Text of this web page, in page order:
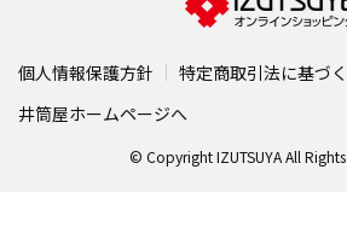
個人情報保護方針
特定商取引法に基づ
井筒屋ホームページへ
© Copyright IZUTSUYA All Rights